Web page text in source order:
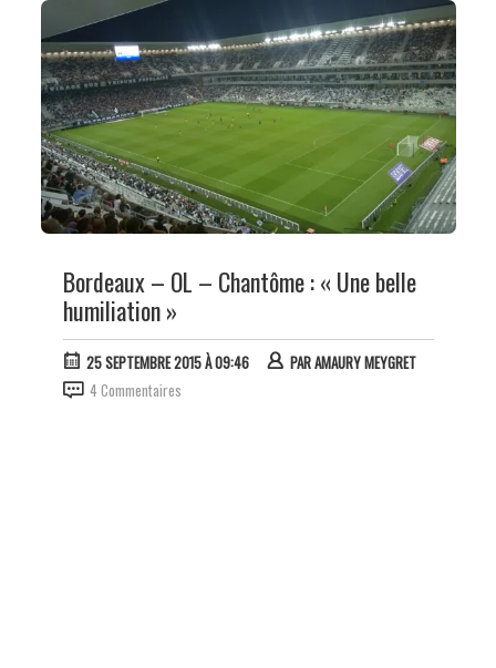
Bordeaux – OL – Chantôme : « Une belle
humiliation »
25 SEPTEMBRE 2015 À 09:46 PARAMAURY MEYGRET
4 Commentaires